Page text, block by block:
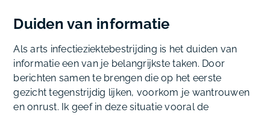
Duiden van informatie
Als arts infectieziektebestrijding is het duiden van
informatie een van je belangrijkste taken. Door
berichten samen te brengen die op het eerste
gezicht tegenstrijdig lijken, voorkom je wantrouwen
en onrust. Ik geef in deze situatie vooral de